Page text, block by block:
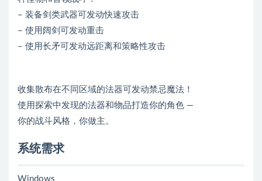
– 装备剑类武器可发动快速攻击
– 使用阔剑可发动重击
– 使用长矛可发动远距离和策略性攻击
收集散布在不同区域的法器可发动禁忌魔法！
使用探索中发现的法器和物品打造你的角色 —
你的战斗风格，你做主。
系统需求
Windows